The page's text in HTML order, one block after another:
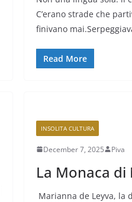
C’erano strade che
finivano
Read More
INSOLITA CULTURA
December 7, 2025 Piva
La Monaca di
Marianna de Leyva, la